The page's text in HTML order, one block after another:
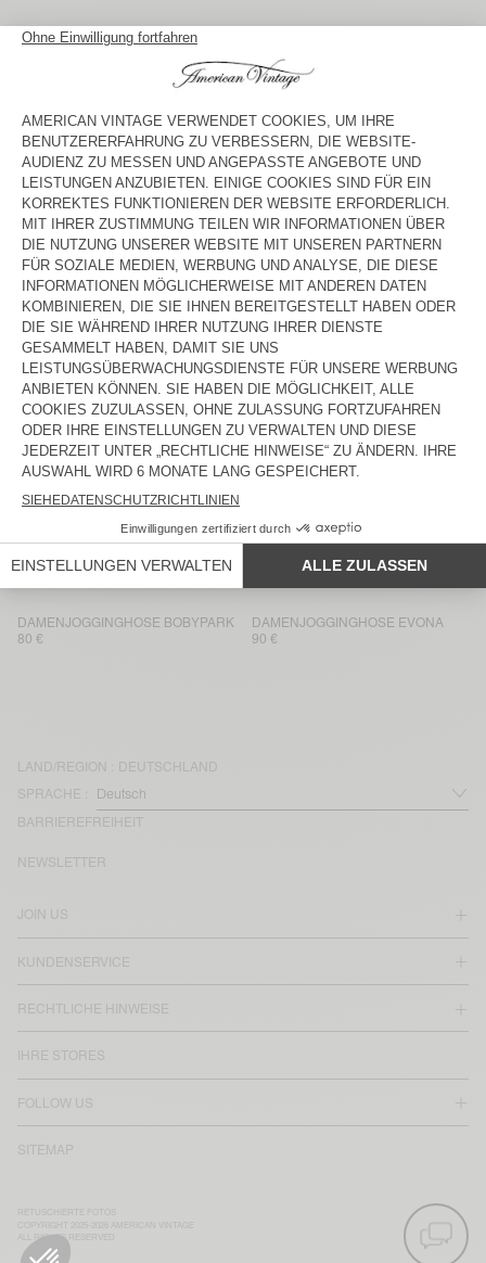
DAMENJOGGINGHOSE ATUBAY
100 €
DAMENJOGGINGHOSE PLIZZY
BACK IN STOCK DAMENJOGGINGHOSE IZUBIRD
DAMENJOGGINGHOSE ATUBAY
100 €
DAMENJOGGINGHOSE
KODYTOWN
85 €
DAMENJOGGINGHOSE IZUBIRD
100 €
DAMENJOGGINGHOSE IZUBIRD
115 €
DAMENJOGGINGHOSE PLIZZY
130 €
DAMENJOGGINGHOSE IZUBIRD
100 €
DAMENJOGGINGHOSE ATUBAY
100 €
DAMENJOGGINGHOSE FUXOW
115 €
145 €
100 €
DAMENJOGGINGHOSE BOBYPARK
80 €
DAMENJOGGINGHOSE EVONA
90 €
LAND/REGION : DEUTSCHLAND
SPRACHE :
BARRIEREFREIHEIT
JOIN US
KUNDENSERVICE
RECHTLICHE HINWEISE
IHRE STORES
FOLLOW US
SITEMAP
NEWSLETTER
COPYRIGHT 2025-2026 AMERICAN VINTAGE
ALL RIGHTS RESERVED